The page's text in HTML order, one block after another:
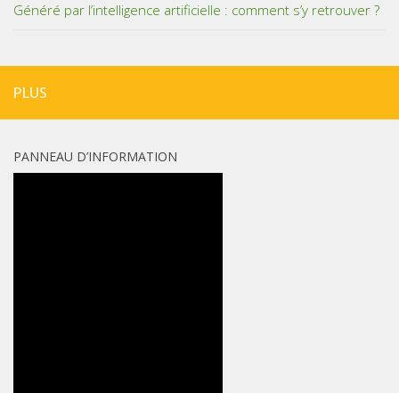
Généré par l’intelligence artificielle : comment s’y retrouver ?
PLUS
PANNEAU D’INFORMATION